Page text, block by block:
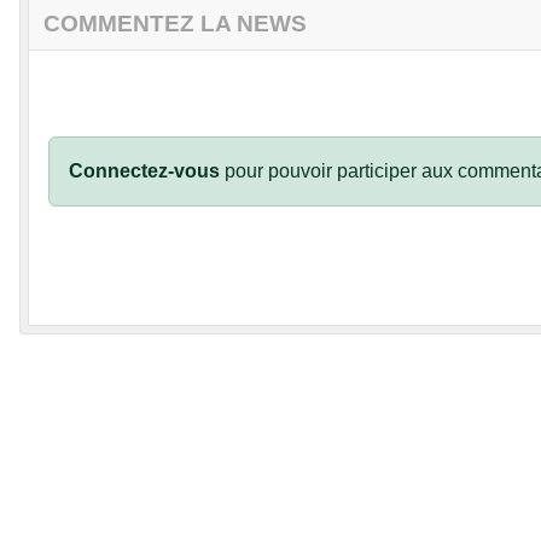
COMMENTEZ LA NEWS
Connectez-vous pour pouvoir participer aux